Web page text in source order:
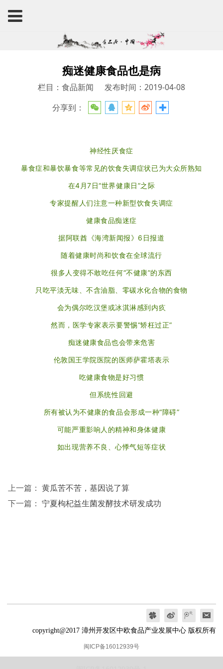
痴迷健康食品也是病
栏目：食品新闻
发布时间：2019-04-08
分享到：
神经性厌食症
暴食症和暴饮暴食等常见的饮食失调症状已为大众所熟知
在4月7日“世界健康日”之际
专家提醒人们注意一种新型饮食失调症
健康食品痴迷症
据阿联酋《海湾新闻报》6日报道
随着健康时尚和饮食在全球流行
很多人变得不敢吃任何“不健康”的东西
只吃平淡无味、不含油脂、零碳水化合物的食物
会为偶尔吃汉堡或冰淇淋感到内疚
然而，医学专家表示要警惕“矫枉过正”
痴迷健康食品也会带来危害
伦敦国王学院医院的医师萨霍塔表示
吃健康食物是好习惯
但系统性回避
所有被认为不健康的食品会形成一种“障碍”
可能严重影响人的精神和身体健康
如出现营养不良、心悸气短等症状
上一篇： 黄瓜苦不苦，基因说了算
下一篇： 宁夏枸杞益生菌发酵技术研发成功
copyright@2017 漳州开发区中欧食品产业发展中心 版权所有
闽ICP备16012939号